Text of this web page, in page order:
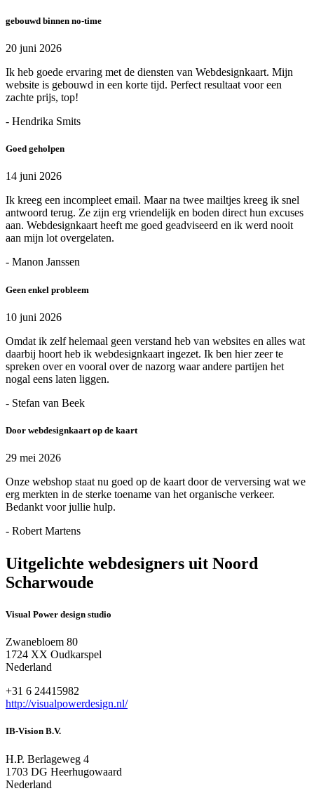
gebouwd binnen no-time
20 juni 2026
Ik heb goede ervaring met de diensten van Webdesignkaart. Mijn
website is gebouwd in een korte tijd. Perfect resultaat voor een
zachte prijs, top!
- Hendrika Smits
Goed geholpen
14 juni 2026
Ik kreeg een incompleet email. Maar na twee mailtjes kreeg ik snel
antwoord terug. Ze zijn erg vriendelijk en boden direct hun excuses
aan. Webdesignkaart heeft me goed geadviseerd en ik werd nooit
aan mijn lot overgelaten.
- Manon Janssen
Geen enkel probleem
10 juni 2026
Omdat ik zelf helemaal geen verstand heb van websites en alles wat
daarbij hoort heb ik webdesignkaart ingezet. Ik ben hier zeer te
spreken over en vooral over de nazorg waar andere partijen het
nogal eens laten liggen.
- Stefan van Beek
Door webdesignkaart op de kaart
29 mei 2026
Onze webshop staat nu goed op de kaart door de verversing wat we
erg merkten in de sterke toename van het organische verkeer.
Bedankt voor jullie hulp.
- Robert Martens
Uitgelichte webdesigners uit Noord
Scharwoude
Visual Power design studio
Zwanebloem 80
1724 XX Oudkarspel
Nederland
+31 6 24415982
http://visualpowerdesign.nl/
IB-Vision B.V.
H.P. Berlageweg 4
1703 DG Heerhugowaard
Nederland